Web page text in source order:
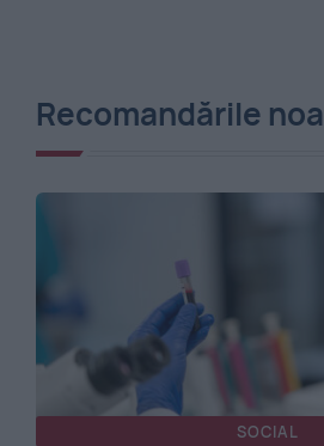
Recomandările
SOCIAL